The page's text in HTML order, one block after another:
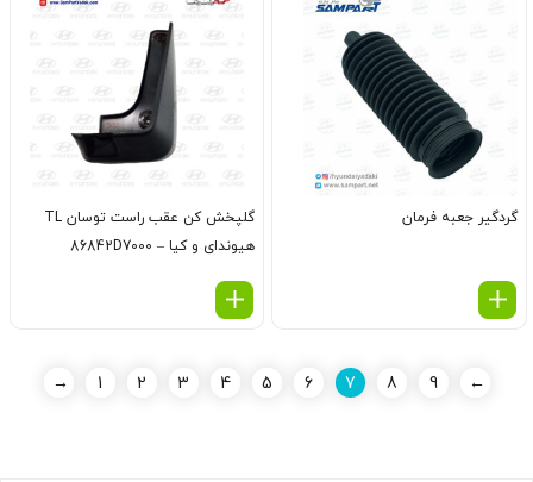
گردگیر جعبه فرمان
گلپخش کن عقب راست توسان TL
هیوندای و کیا – 86842D7000
→ 1 2 3 4 5 6 7 8 9 ←